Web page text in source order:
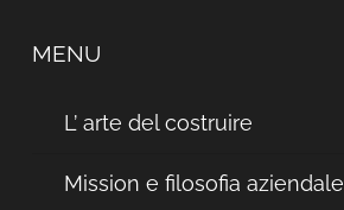
MENU
L’ arte del costruire
Mission e filosofia aziendale